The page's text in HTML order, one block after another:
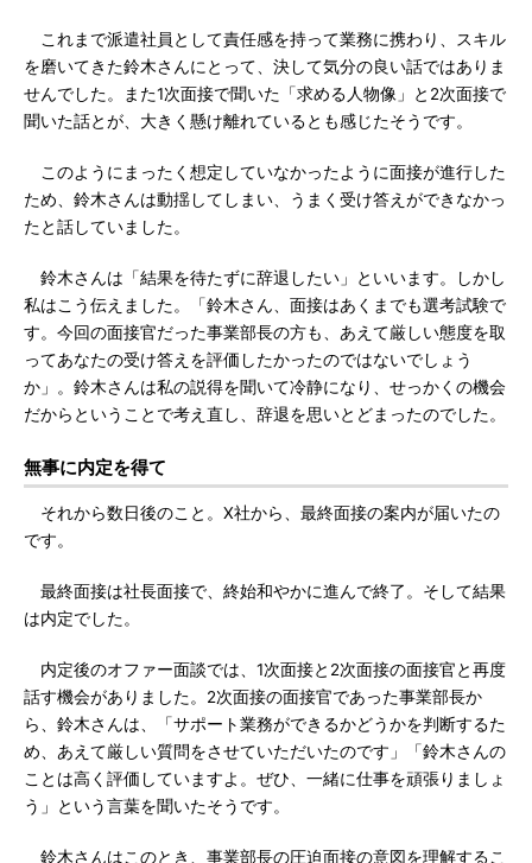
これまで派遣社員として責任感を持って業務に携わり、スキル
を磨いてきた鈴木さんにとって、決して気分の良い話ではありま
せんでした。また1次面接で聞いた「求める人物像」と2次面接で
聞いた話とが、大きく懸け離れているとも感じたそうです。
このようにまったく想定していなかったように面接が進行した
ため、鈴木さんは動揺してしまい、うまく受け答えができなかっ
たと話していました。
鈴木さんは「結果を待たずに辞退したい」といいます。しかし
私はこう伝えました。「鈴木さん、面接はあくまでも選考試験で
す。今回の面接官だった事業部長の方も、あえて厳しい態度を取
ってあなたの受け答えを評価したかったのではないでしょう
か」。鈴木さんは私の説得を聞いて冷静になり、せっかくの機会
だからということで考え直し、辞退を思いとどまったのでした。
無事に内定を得て
それから数日後のこと。X社から、最終面接の案内が届いたの
です。
最終面接は社長面接で、終始和やかに進んで終了。そして結果
は内定でした。
内定後のオファー面談では、1次面接と2次面接の面接官と再度
話す機会がありました。2次面接の面接官であった事業部長か
ら、鈴木さんは、「サポート業務ができるかどうかを判断するた
め、あえて厳しい質問をさせていただいたのです」「鈴木さんの
ことは高く評価していますよ。ぜひ、一緒に仕事を頑張りましょ
う」という言葉を聞いたそうです。
鈴木さんはこのとき、事業部長の圧迫面接の意図を理解するこ